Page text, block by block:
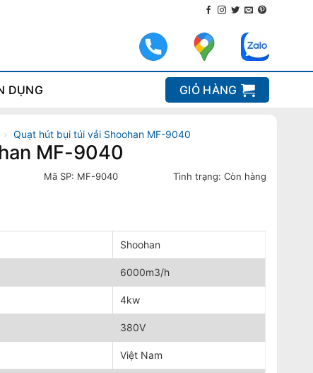
DỤNG GIỎ HÀNG
› Quạt hút bụi túi vải Shoohan MF-9040
MF-9040
Mã SP: MF-9040 Tình trạng:Còn hàng
Shoohan
6000m3/h
4kw
380V
Việt Nam